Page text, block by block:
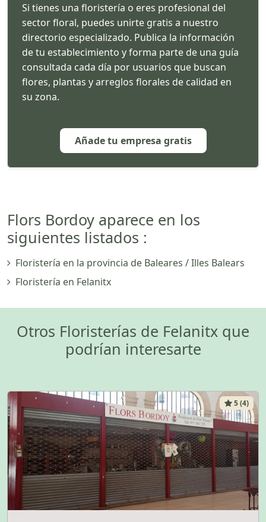
Si tienes una floristería o eres profesional del
sector floral, puedes unirte gratis a nuestro
directorio especializado. Publica la información
de tu establecimiento y forma parte de una guía
consultada cada día por usuarios que buscan
flores, plantas y arreglos florales de calidad en
su zona.
Añade tu empresa gratis
Flors Bordoy aparece en los
siguientes listados :
Floristería en la provincia de Baleares / Illes Balears
Floristería en Felanitx
Otros Floristerías de Felanitx que
podrían interesarte
5 (4)